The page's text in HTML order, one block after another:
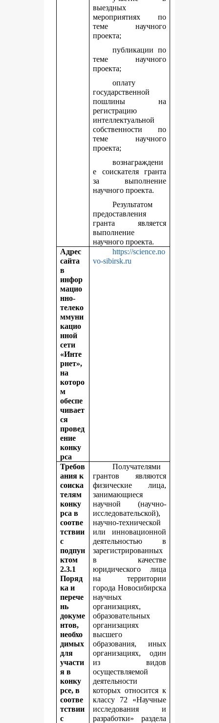
выездных
мероприятиях по
теме научного
проекта;
публикации по
теме научного
проекта;
оплату
государственной
пошлины на
регистрацию
интеллектуальной
собственности по
теме научного
проекта;
вознаграждени
е соискателя гранта
за выполнение
научного проекта.
Результатом
предоставления
гранта является
выполнение
научного проекта.
Адрес
сайта
в
инфор
мацио
нно-
телеко
ммуни
кацио
нной
сети
«Инте
рнет»,
на
которо
м
обеспе
чивает
ся
провед
ение
конку
рса
https://science.no
vo-sibirsk.ru
Требов
ания к
соиска
телям
конку
рса в
соотве
тствии
с
подпун
ктом
2.3.1
Поряд
ка и
перече
нь
докуме
нтов,
необхо
димых
для
участи
я в
конку
рсе, в
соотве
тствии
с
Получателями
грантов являются
физические лица,
занимающиеся
научной (научно-
исследовательской),
научно-технической
или инновационной
деятельностью в
зарегистрированных
в качестве
юридического лица
на территории
города Новосибирска
научных
организациях,
образовательных
организациях
высшего
образования, иных
организациях, один
из видов
осуществляемой
деятельности
которых относится к
классу 72 «Научные
исследования и
разработки» раздела